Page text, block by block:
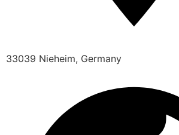
33039 Nieheim, Germany